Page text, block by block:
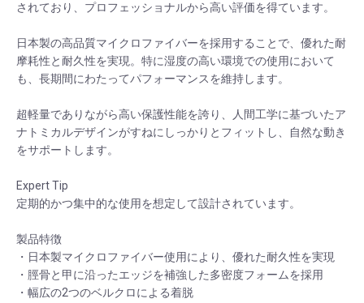
されており、プロフェッショナルから高い評価を得ています。
日本製の高品質マイクロファイバーを採用することで、優れた耐
摩耗性と耐久性を実現。特に湿度の高い環境での使用において
も、長期間にわたってパフォーマンスを維持します。
超軽量でありながら高い保護性能を誇り、人間工学に基づいたア
ナトミカルデザインがすねにしっかりとフィットし、自然な動き
をサポートします。
Expert Tip
定期的かつ集中的な使用を想定して設計されています。
製品特徴
・日本製マイクロファイバー使用により、優れた耐久性を実現
・脛骨と甲に沿ったエッジを補強した多密度フォームを採用
・幅広の2つのベルクロによる着脱